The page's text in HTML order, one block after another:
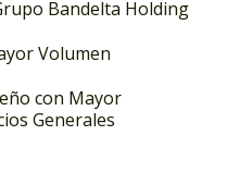
Bandelta Holding
Volumen
con Mayor
Generales